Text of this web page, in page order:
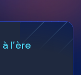
à l’ère